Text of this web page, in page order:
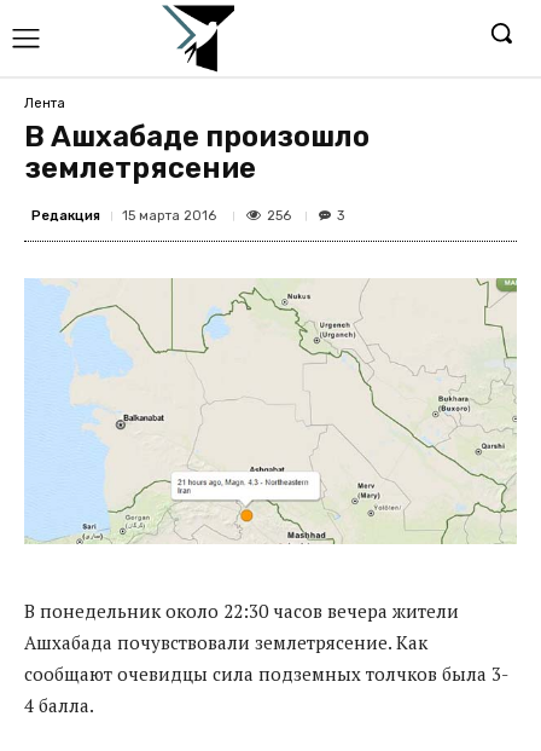
Лента
В Ашхабаде произошло
землетрясение
Редакция 15 марта 2016 256 3
В понедельник около 22:30 часов вечера жители
Ашхабада почувствовали землетрясение. Как
сообщают очевидцы сила подземных толчков была 3-
4 балла.